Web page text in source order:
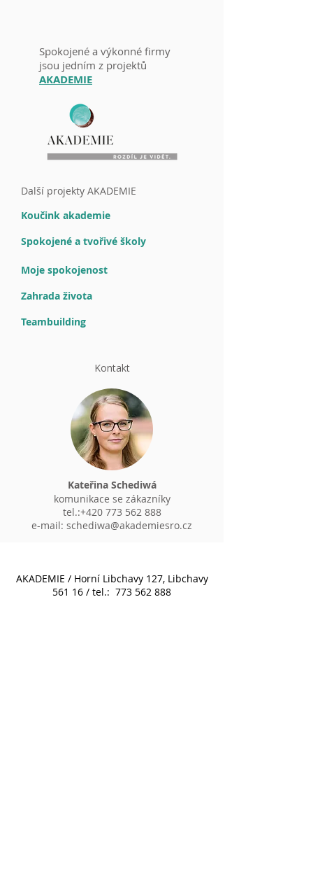
Spokojené a výkonné firmy
jsou jedním z projektů
AKADEMIE
Další projekty AKADEMIE
Koučink akademie
Spokojené a tvořivé školy
Moje spokojenost
Zahrada života
Teambuilding
Kontakt
Kateřina Schediwá
komunikace se zákazníky
tel.:+420 773 562 888
e-mail: schediwa@akademiesro.cz
AKADEMIE / Horní Libchavy 127, Libchavy
561 16 / tel.: 773 562 888